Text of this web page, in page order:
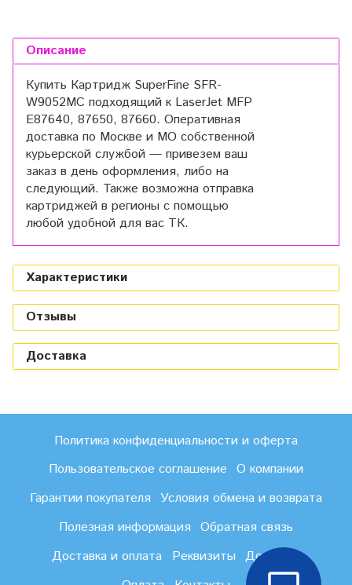
Описание
Купить Картридж SuperFine SFR-
W9052MC подходящий к LaserJet MFP
E87640, 87650, 87660. Оперативная
доставка по Москве и МО собственной
курьерской службой — привезем ваш
заказ в день оформления, либо на
следующий. Также возможна отправка
картриджей в регионы с помощью
любой удобной для вас ТК.
Характеристики
Отзывы
Доставка
Политика конфиденциальности и оферта
Пользовательское соглашение О компании
Гарантии покупателя Условия обмена и возврата
Полезная информация Обратная связь
Доставка и оплата
Реквизиты Доставка